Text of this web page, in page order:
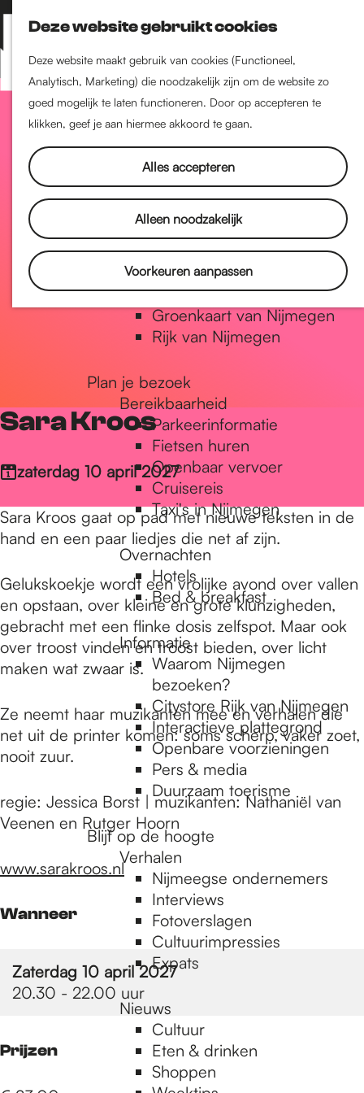
Deze website gebruikt cookies
Deze website maakt gebruik van cookies (Functioneel,
Analytisch, Marketing) die noodzakelijk zijn om de website zo
goed mogelijk te laten functioneren. Door op accepteren te
klikken, geef je aan hiermee akkoord te gaan.
Alles accepteren
Alleen noodzakelijk
Voorkeuren aanpassen
Z
o
e
k
e
K
a
a
r
t
M
e
n
Nijmegen-Nieuw-West
Nijmegen-Oud-West
Dukenburg
Lindenholt
Historie
De oudste stad van
Nederland
Historische tijdlijn
Romeinse Limes
Vrede van Nijmegen Penning
Natuur in Nijmegen
Groenkaart van Nijmegen
Rijk van Nijmegen
Plan je bezoek
Bereikbaarheid
Parkeerinformatie
Fietsen huren
Openbaar vervoer
Cruisereis
Taxi's in Nijmegen
Overnachten
Hotels
Bed & breakfast
Informatie
Waarom Nijmegen
bezoeken?
Citystore Rijk van Nijmegen
Interactieve plattegrond
Openbare voorzieningen
Pers & media
Duurzaam toerisme
Blijf op de hoogte
Verhalen
Nijmeegse ondernemers
Interviews
Fotoverslagen
Cultuurimpressies
Expats
Nieuws
Cultuur
Eten & drinken
Shoppen
Sara Kroos
zaterdag 10 april 2027
Sara Kroos gaat op pad met nieuwe teksten in de
hand en een paar liedjes die net af zijn.
Gelukskoekje wordt een vrolijke avond over vallen
en opstaan, over kleine en grote klunzigheden,
gebracht met een flinke dosis zelfspot. Maar ook
over troost vinden en troost bieden, over licht
maken wat zwaar is.
Ze neemt haar muzikanten mee en verhalen die
net uit de printer komen: soms scherp, vaker zoet,
nooit zuur.
regie: Jessica Borst | muzikanten: Nathaniël van
Veenen en Rutger Hoorn
www.sarakroos.nl
Wanneer
Zaterdag 10 april 2027
20.30 - 22.00 uur
Prijzen